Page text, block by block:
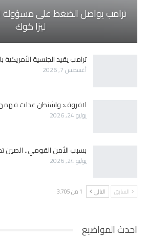
ترامب يواصل الضغط على مسؤولة
ليزا كوك
ترامب يقيد الجنسية الأمريكية
أغسطس 7, 2026
لافروف: واشنطن عدلت
يوليو 24, 2026
بسبب الأمن القومي.. الصين
يوليو 24, 2026
السابق التالي 1 من 3٬705
احدث المواضيع